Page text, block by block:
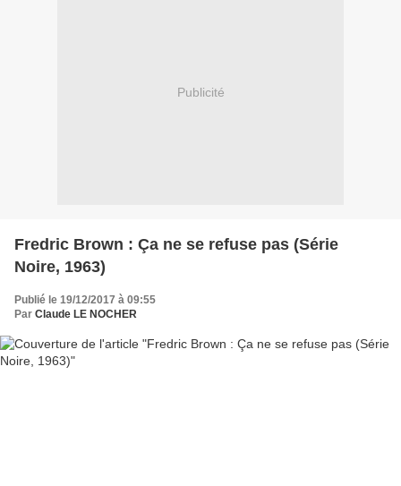
Publicité
Fredric Brown : Ça ne se refuse pas (Série
Noire, 1963)
Publié le 19/12/2017 à 09:55
Par Claude LE NOCHER